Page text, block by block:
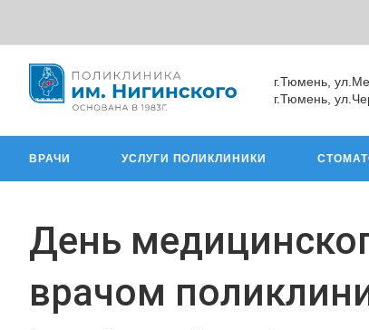
г.Тюмень,
г.Тюмень,
ВРАЧИ УСЛУГИ ПОЛИКЛИНИКИ
День
врачом